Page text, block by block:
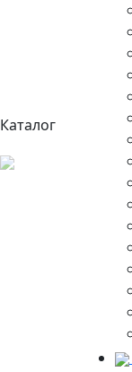
Каталог